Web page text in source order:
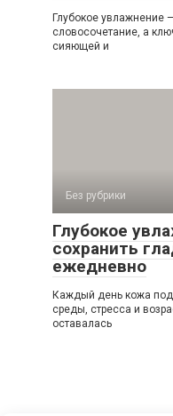
Глубокое увлажнение
словосочетание, а
сияющей и
Без рубрики
Глубокое
сохранить
ежедневно
Каждый день кожа
среды, стресса и
оставалась